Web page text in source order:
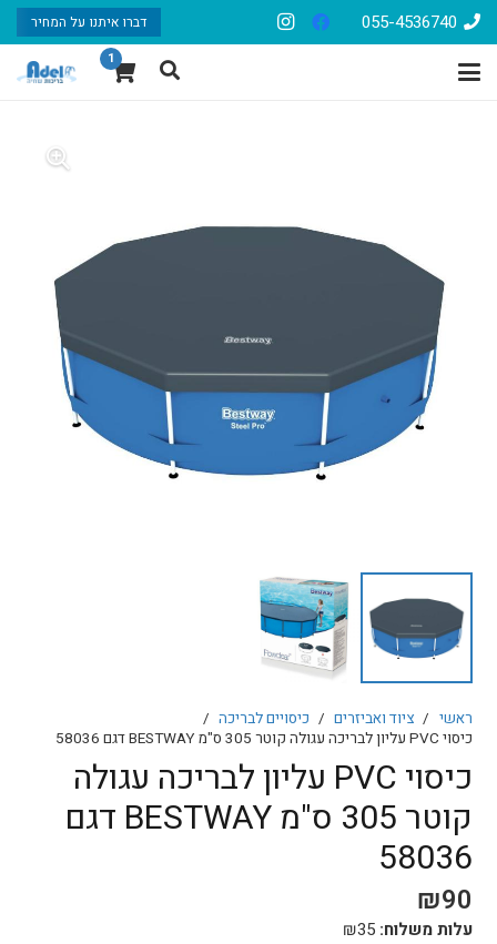
055-4536740 דברו איתנו על המחיר
1
ראשי / ציוד ואביזרים / כיסויים לבריכה /
כיסוי PVC עליון לבריכה עגולה קוטר 305 ס"מ BESTWAY דגם 58036
כיסוי PVC עליון לבריכה עגולה
קוטר 305 ס"מ BESTWAY דגם
58036
₪90
עלות משלוח: ₪35